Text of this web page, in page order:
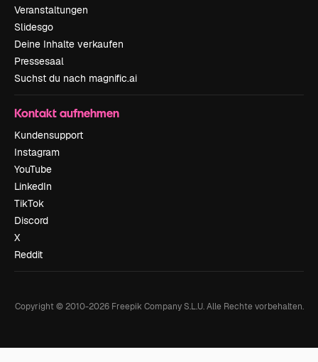
Veranstaltungen
Slidesgo
Deine Inhalte verkaufen
Pressesaal
Suchst du nach magnific.ai
Kontakt aufnehmen
Kundensupport
Instagram
YouTube
LinkedIn
TikTok
Discord
X
Reddit
Copyright © 2010-2026Freepik Company S.L.U. Alle Rechte vorbehalten.